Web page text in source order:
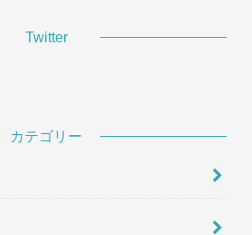
Twitter
カテゴリー